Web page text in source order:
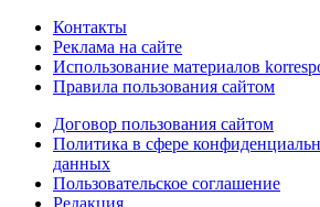
Контакты
Реклама на сайте
Использование материалов
Правила пользования сайтом
Договор пользования сайтом
Политика в сфере
данных
Пользовательское соглашение
Редакция